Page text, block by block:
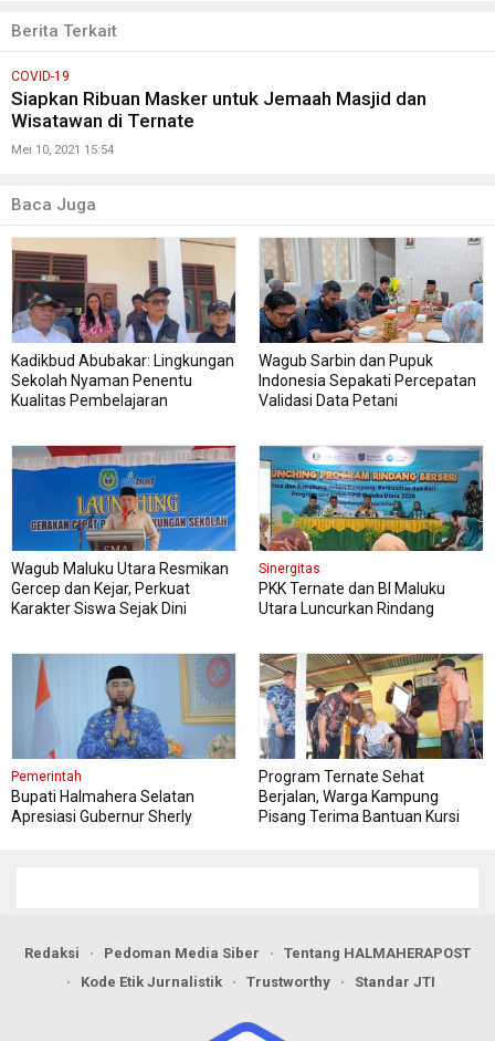
Berita Terkait
COVID-19
Siapkan Ribuan Masker untuk Jemaah Masjid dan
Wisatawan di Ternate
Mei 10, 2021 15:54
Baca Juga
Kadikbud Abubakar: Lingkungan
Sekolah Nyaman Penentu
Kualitas Pembelajaran
Wagub Sarbin dan Pupuk
Indonesia Sepakati Percepatan
Validasi Data Petani
Wagub Maluku Utara Resmikan
Gercep dan Kejar, Perkuat
Karakter Siswa Sejak Dini
Sinergitas
PKK Ternate dan BI Maluku
Utara Luncurkan Rindang
Pemerintah
Bupati Halmahera Selatan
Apresiasi Gubernur Sherly
Program Ternate Sehat
Berjalan, Warga Kampung
Pisang Terima Bantuan Kursi
Redaksi Pedoman Media Siber
Tentang HALMAHERAPOST
Kode Etik Jurnalistik
Trustworthy Standar JTI